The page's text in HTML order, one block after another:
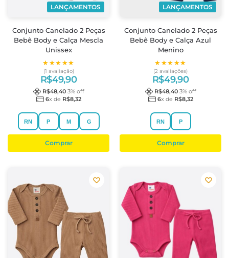
LANÇAMENTOS
Conjunto Canelado 2 Peças
Bebê Body e Calça Mescla
Unissex
R$49,90
★★★★★
★★★★★
(1 avaliação)
R$48,40 3% off
6x de R$8,32
RN P M G
Comprar
LANÇAMENTOS
Conjunto Canelado 2 Peças
Bebê Body e Calça Azul
Menino
R$49,90
★★★★★
★★★★★
(2 avaliações)
R$48,40 3% off
6x de R$8,32
RN P
Comprar